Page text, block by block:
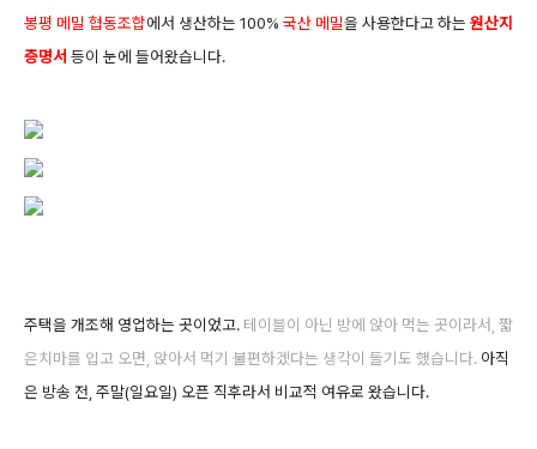
봉평 메밀 협동조합에서 생산하는 100% 국산 메밀을 사용한다고 하는 원산지
증명서 등이 눈에 들어왔습니다.
주택을 개조해 영업하는 곳이었고.테이블이 아닌 방에 앉아 먹는 곳이라서 , 짧
은치마를 입고 오면, 앉아서 먹기 불편하겠다는 생각이 들기도 했습니다. 아직
은 방송 전, 주말(일요일) 오픈 직후라서 비교적 여유로 왔습니다.